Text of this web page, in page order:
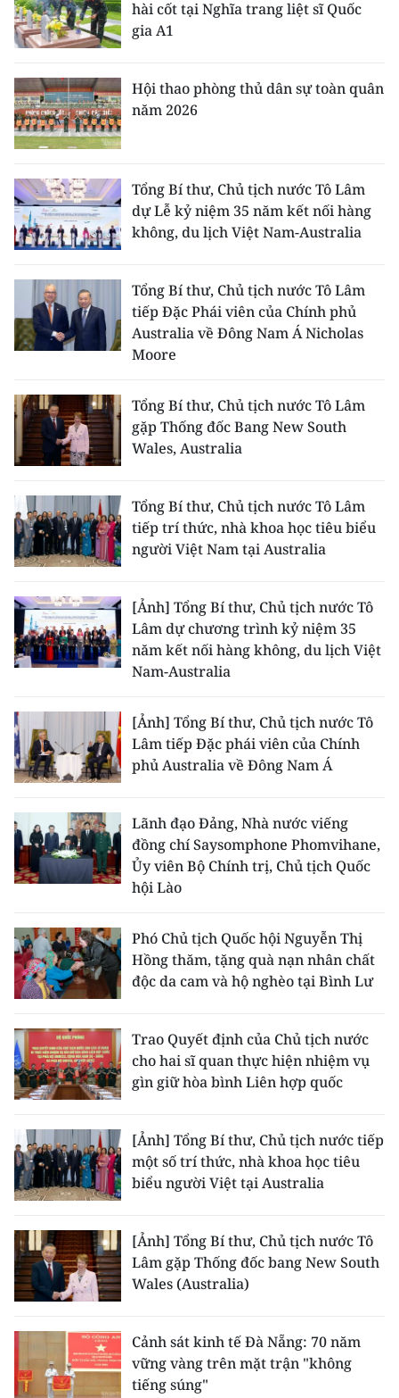
ENGLISH
中文
FRANÇAIS
РУССКИЙ
ESPAÑOL
한국어
hài cốt tại Nghĩa trang liệt sĩ Quốc
gia A1
Hội thao phòng thủ dân sự toàn quân
năm 2026
Tổng Bí thư, Chủ tịch nước Tô Lâm
dự Lễ kỷ niệm 35 năm kết nối hàng
không, du lịch Việt Nam-Australia
Tổng Bí thư, Chủ tịch nước Tô Lâm
tiếp Đặc Phái viên của Chính phủ
Australia về Đông Nam Á Nicholas
Moore
Tổng Bí thư, Chủ tịch nước Tô Lâm
gặp Thống đốc Bang New South
Wales, Australia
Tổng Bí thư, Chủ tịch nước Tô Lâm
tiếp trí thức, nhà khoa học tiêu biểu
người Việt Nam tại Australia
[Ảnh] Tổng Bí thư, Chủ tịch nước Tô
Lâm dự chương trình kỷ niệm 35
năm kết nối hàng không, du lịch Việt
Nam-Australia
[Ảnh] Tổng Bí thư, Chủ tịch nước Tô
Lâm tiếp Đặc phái viên của Chính
phủ Australia về Đông Nam Á
Lãnh đạo Đảng, Nhà nước viếng
đồng chí Saysomphone Phomvihane,
Ủy viên Bộ Chính trị, Chủ tịch Quốc
hội Lào
Phó Chủ tịch Quốc hội Nguyễn Thị
Hồng thăm, tặng quà nạn nhân chất
độc da cam và hộ nghèo tại Bình Lư
Trao Quyết định của Chủ tịch nước
cho hai sĩ quan thực hiện nhiệm vụ
gìn giữ hòa bình Liên hợp quốc
[Ảnh] Tổng Bí thư, Chủ tịch nước tiếp
một số trí thức, nhà khoa học tiêu
biểu người Việt tại Australia
[Ảnh] Tổng Bí thư, Chủ tịch nước Tô
Lâm gặp Thống đốc bang New South
Wales (Australia)
Cảnh sát kinh tế Đà Nẵng: 70 năm
vững vàng trên mặt trận "không
tiếng súng"